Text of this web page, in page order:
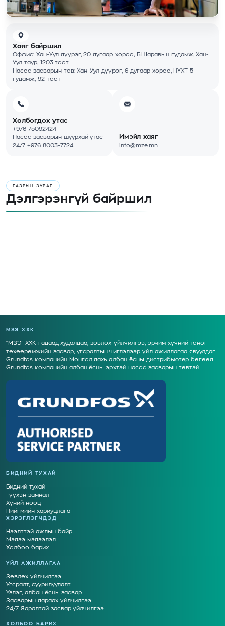
Хаяг байршил
Оффис: Хан-Уул дүүрэг, 20 дугаар хороо, Б.Шаравын гудамж, Хан-
Уул таур, 1203 тоот
Насос засварын төв: Хан-Уул дүүрэг, 6 дугаар хороо, НҮХТ-5
гудамж, 92 тоот
Холбогдох утас
+976 75092424
Насос засварын шуурхай утас
24/7 +976 8003-7724
Имэйл хаяг
info@mze.mn
ГАЗРЫН ЗУРАГ
Дэлгэрэнгүй байршил
МЗЭ ХХК
“МЗЭ” ХХК гадаад худалдаа, зөвлөх үйлчилгээ, эрчим хүчний тоног
төхөөрөмжийн засвар, угсралтын чиглэлээр үйл ажиллагаа явуулдаг.
Grundfos компанийн Монгол дахь албан ёсны дистрибьютер бөгөөд
Grundfos компанийн албан ёсны эрхтэй насос засварын төвтэй.
БИДНИЙ ТУХАЙ
Бидний тухай
Түүхэн замнал
Хүний нөөц
Нийгмийн хариуцлага
ХЭРЭГЛЭГЧДЭД
Нээлттэй ажлын байр
Мэдээ мэдээлэл
Холбоо барих
ҮЙЛ АЖИЛЛАГАА
Зөвлөх үйлчилгээ
Угсралт, суурилуулалт
Үзлэг, албан ёсны засвар
Засварын дараах үйлчилгээ
24/7 Яаралтай засвар үйлчилгээ
ХОЛБОО БАРИХ